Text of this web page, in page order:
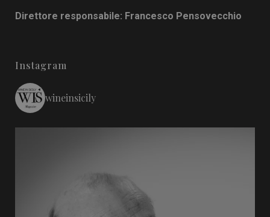
Direttore responsabile: Francesco Pensovecchio
Instagram
wineinsicily